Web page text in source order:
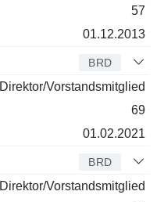
57
01.12.2013
BRD
Direktor/Vorstandsmitglied
69
01.02.2021
BRD
Direktor/Vorstandsmitglied